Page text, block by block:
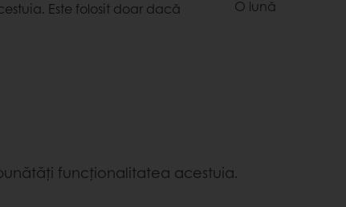
Este folosit doar dacă
O lună
funcționalitatea acestuia.